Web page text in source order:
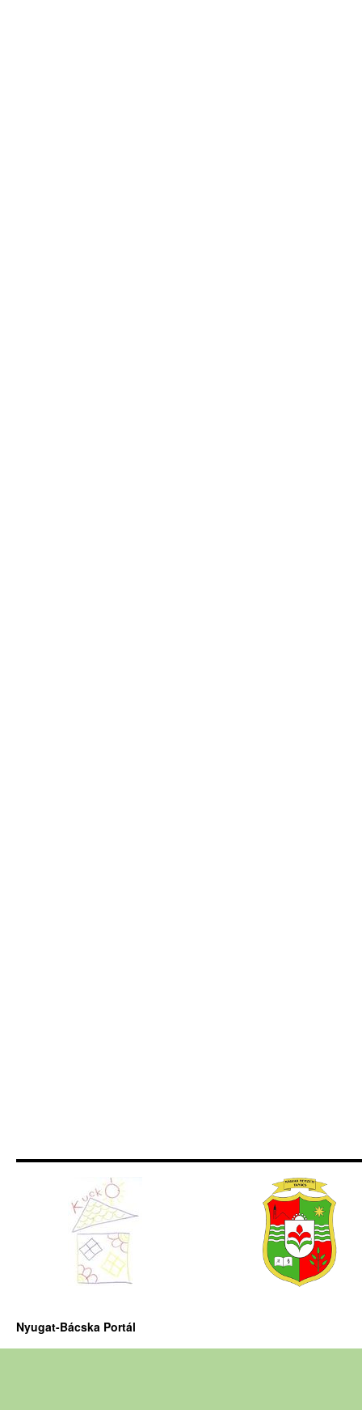
Nyugat-Bácska Portál